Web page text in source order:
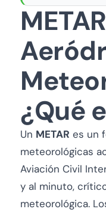
¿Qué
Un METAR es un
meteorológicas
Aviación Civil
y al minuto,
meteorológica.